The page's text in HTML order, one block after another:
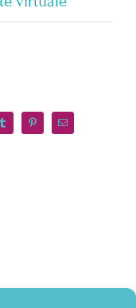
Tumblr PinterestEmail